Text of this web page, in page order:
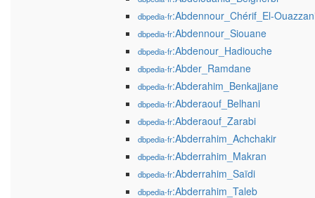
dbpedia-fr:Abdennour_Chérif_El-
dbpedia-fr:Abdennour_Siouane
dbpedia-fr:Abdenour_Hadiouche
dbpedia-fr:Abder_Ramdane
dbpedia-fr:Abderahim_Benkajjane
dbpedia-fr:Abderaouf_Belhani
dbpedia-fr:Abderaouf_Zarabi
dbpedia-fr:Abderrahim_Achchakir
dbpedia-fr:Abderrahim_Makran
dbpedia-fr:Abderrahim_Saïdi
dbpedia-fr:Abderrahim_Taleb